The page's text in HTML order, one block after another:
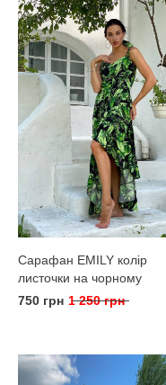
Сарафан EMILY колір
листочки на чорному
750 грн 1 250 грн